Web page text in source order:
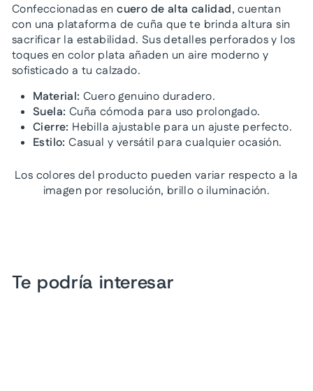
Confeccionadas encuero de alta calidad, cuentan
con una plataforma de cuña que te brinda altura sin
sacrificar la estabilidad. Sus detalles perforados y los
toques en color plata añaden un aire moderno y
sofisticado a tu calzado.
Material: Cuero genuino duradero.
Suela: Cuña cómoda para uso prolongado.
Cierre: Hebilla ajustable para un ajuste perfecto.
Estilo: Casual y versátil para cualquier ocasión.
Los colores del producto pueden variar respecto a la
imagen por resolución, brillo o iluminación.
Te podría interesar